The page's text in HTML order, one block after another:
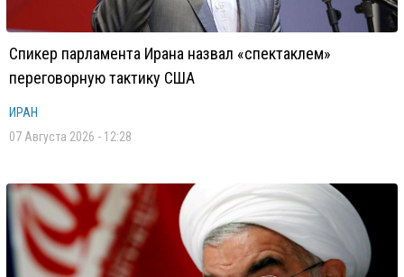
Спикер парламента Ирана назвал «спектаклем»
переговорную тактику США
ИРАН
07 Августа 2026 - 12:28